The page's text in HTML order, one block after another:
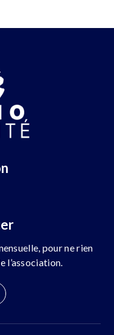
pour ne rien
l’association.